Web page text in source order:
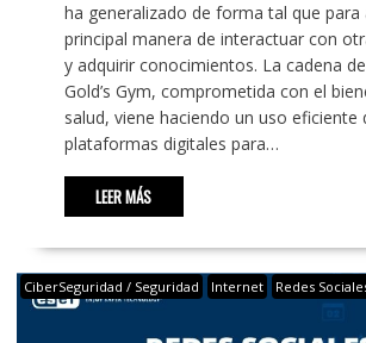
ha generalizado de forma tal que para
principal manera de interactuar con
y adquirir conocimientos. La cadena
Gold’s Gym, comprometida con el
salud, viene haciendo un uso eficiente
plataformas digitales para…
LEER MÁS
CiberSeguridad / Seguridad Internet Redes